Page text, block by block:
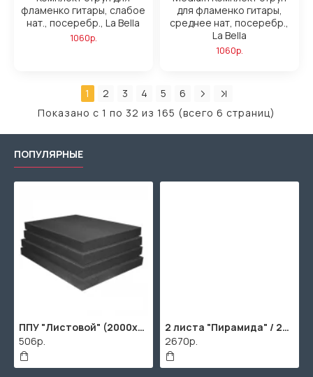
фламенко гитары, слабое
нат., посеребр., La Bella
1060р.
для фламенко гитары,
среднее нат, посеребр.,
La Bella
1060р.
1 2 3 4 5
6
Показано с 1 по 32 из 165 (всего 6 страниц)
ПОПУЛЯРНЫЕ
ППУ "Листовой" (2000х1000мм)
506р.
2 листа "Пирамида" / 2шт. по 2000х1000мм
2670р.